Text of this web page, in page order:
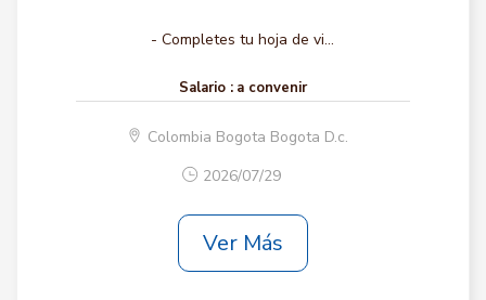
- Completes tu hoja de vi...
Salario : a convenir
Colombia Bogota Bogota D.c.
2026/07/29
Ver Más